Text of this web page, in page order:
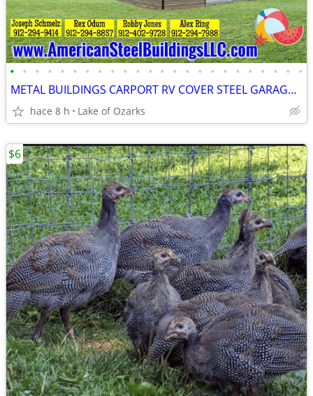
• • • • • • • • • • • • • • • • • • • • • • • •
METAL BUILDINGS CARPORT RV COVER STEEL GARAGE POLE BARN METAL BUILDING
hace 8 h Lake of Ozarks
$6